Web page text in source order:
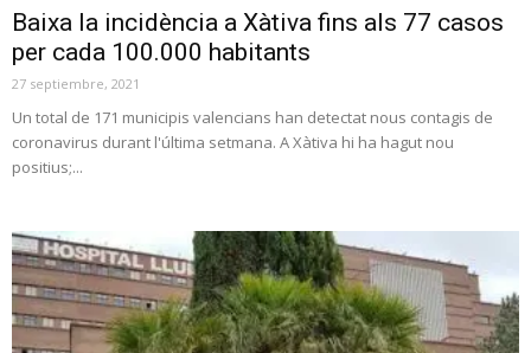
Baixa la incidència a Xàtiva fins als 77 casos
per cada 100.000 habitants
27 septiembre, 2021
Un total de 171 municipis valencians han detectat nous contagis de
coronavirus durant l'última setmana. A Xàtiva hi ha hagut nou
positius;...